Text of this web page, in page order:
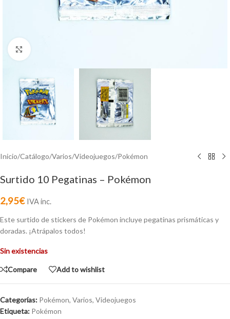
Click to enlarge
Inicio/Catálogo/Varios/Videojuegos/Pokémon
Surtido 10 Pegatinas – Pokémon
2,95€ IVA inc.
Este surtido de stickers de Pokémon incluye pegatinas prismáticas y
doradas. ¡Atrápalos todos!
Sin existencias
Compare Add to wishlist
Categorías: Pokémon, Varios, Videojuegos
Etiqueta: Pokémon